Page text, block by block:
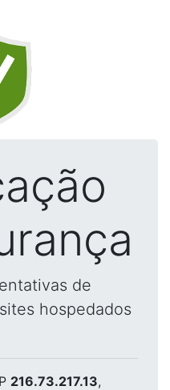
de
hospedados
216.73.217.13,